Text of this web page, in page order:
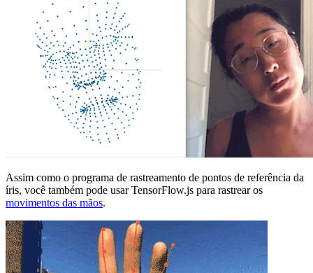
Assim como o programa de rastreamento de pontos de referência da
íris, você também pode usar TensorFlow.js para rastrear os
movimentos das mãos.